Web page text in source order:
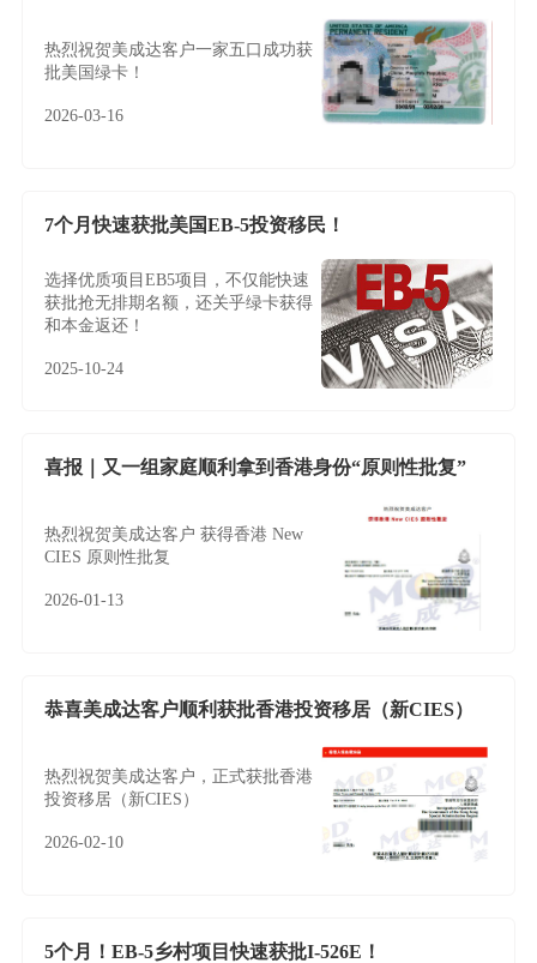
热烈祝贺美成达客户一家五口成功获
批美国绿卡！
2026-03-16
7个月快速获批美国EB-5投资移民！
选择优质项目EB5项目，不仅能快速
获批抢无排期名额，还关乎绿卡获得
和本金返还！
2025-10-24
喜报｜又一组家庭顺利拿到香港身份“原则性批复”
热烈祝贺美成达客户 获得香港 New
CIES 原则性批复
2026-01-13
恭喜美成达客户顺利获批香港投资移居（新CIES）
热烈祝贺美成达客户，正式获批香港
投资移居（新CIES）
2026-02-10
5个月！EB-5乡村项目快速获批I-526E！